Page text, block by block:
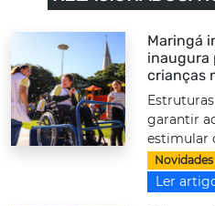
Maringá
inaugura
crianças
garantir
estimular
Novidades
Ler